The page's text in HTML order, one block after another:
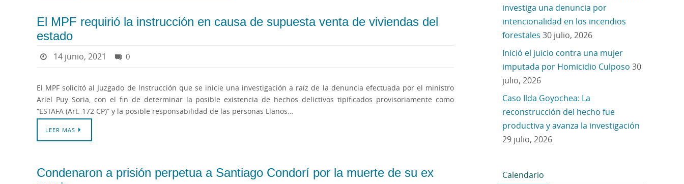
El MPF requirió la instrucción en causa de supuesta venta de viviendas del
estado
14 junio, 2021 0
El MPF solicitó al Juzgado de lnstrucción que se inicie una investigación a raíz de la denuncia efectuada por el ministro
Ariel Puy Soria, con el fin de determinar la posible existencia de hechos delictivos tipificados provisoriamente como
“ESTAFA (Art. 172 CP)” y la posible responsabilidad de las personas Llanos…
LEER MAS
Condenaron a prisión perpetua a Santiago Condorí por la muerte de su ex
investiga una denuncia por
intencionalidad en los incendios
forestales 30 julio, 2026
Inició el juicio contra una mujer
imputada por Homicidio Culposo 30
julio, 2026
Caso Ilda Goyochea: La
reconstrucción del hecho fue
productiva y avanza la investigación
29 julio, 2026
Calendario